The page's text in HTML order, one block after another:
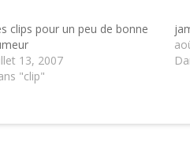
clips pour un peu de bonne
13, 2007
"clip"